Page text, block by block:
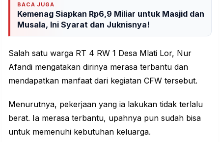
BACA JUGA
Kemenag Siapkan Rp6,9 Miliar untuk Masjid dan
Musala, Ini Syarat dan Juknisnya!
Salah satu warga RT 4 RW 1 Desa Mlati Lor, Nur
Afandi mengatakan dirinya merasa terbantu dan
mendapatkan manfaat dari kegiatan CFW tersebut.
Menurutnya, pekerjaan yang ia lakukan tidak terlalu
berat. Ia merasa terbantu, upahnya pun sudah bisa
untuk memenuhi kebutuhan keluarga.